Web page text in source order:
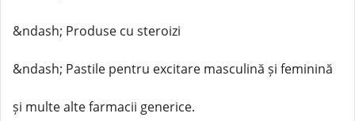
&ndash; Produse cu steroizi
&ndash; Pastile pentru excitare masculină și feminină
și multe alte farmacii generice.